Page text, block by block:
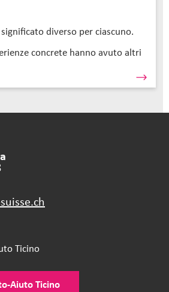
diverso per ciascuno.
concrete hanno avuto altri
ch
Ticino
Aiuto Ticino